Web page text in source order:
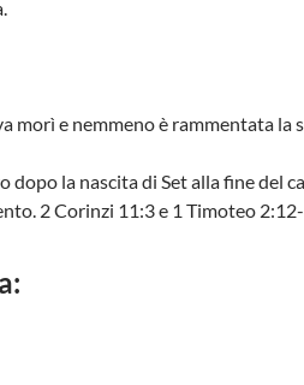
morì e nemmeno è rammentata la
dopo la nascita di Set alla fine del
2 Corinzi 11:3 e 1 Timoteo